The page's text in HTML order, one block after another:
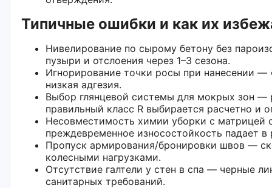
Типичные ошибки и как их
Нивелирование по сырому бетону без
пузыри и отслоения через 1–3 сезона.
Игнорирование точки росы при нанесении —
низкая адгезия.
Выбор глянцевой системы для мокрых зон —
правильный класс R выбирается расчетно и
Несовместимость химии уборки с
преждевременное износостойкость падает в
Пропуск армирования/бронировки швов —
колесными нагрузками.
Отсутствие галтели у стен в спа — черные
санитарных требований.